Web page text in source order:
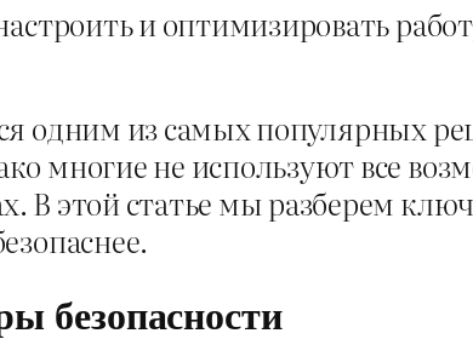
и оптимизировать
одним из самых популярных
многие не используют все
В этой статье мы разберем
безопасности